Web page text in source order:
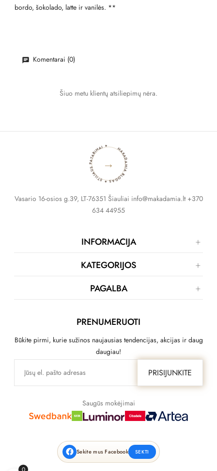
bordo, šokolado, latte ir vanilės. **
Komentarai (0)
Šiuo metu klientų atsiliepimų nėra.
MAKADAMIA BLOGAS ✦ STILIAUS PATARIMAI ✦
→
Vasario 16-osios g.39, LT-76351 Šiauliai info@makadamia.lt +370
634 44955
INFORMACIJA
KATEGORIJOS
PAGALBA
PRENUMERUOTI
Būkite pirmi, kurie sužinos naujausias tendencijas, akcijas ir daug
daugiau!
PRISIJUNKITE
Saugūs mokėjimai
Sekite mus Facebook SEKTI